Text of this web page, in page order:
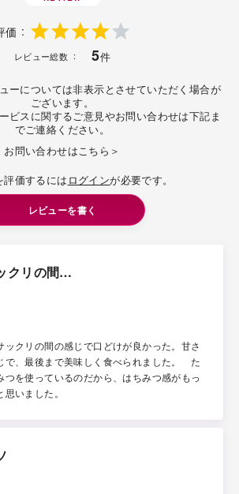
価
レビュー総数 5件
ーについては非表示とさせていただく場合が
ございます。
ビスに関するご意見やお問い合わせは下記ま
でご連絡ください。
お問い合わせはこちら＞
評価するには ログインが必要です。
レビューを書く
クリの間…
ックリの間の感じで口どけが良かった。甘さ
で、最後まで美味しく食べられました。 た
を使っているのだから、はちみつ感がもっ
いました。